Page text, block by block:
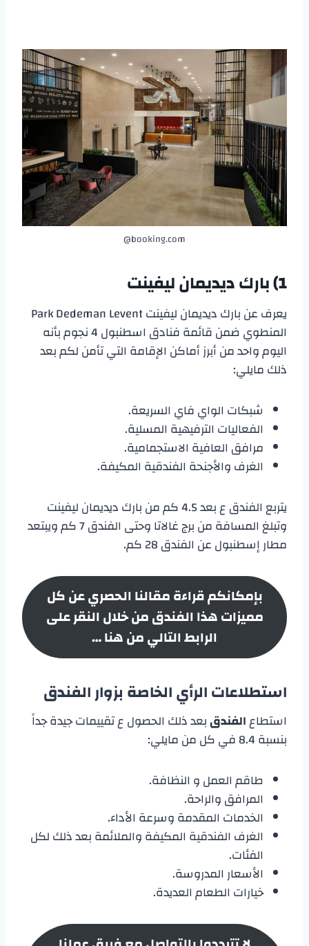
booking.com@
1) بارك ديديمان ليفينت
يعرف عن بارك ديديمان ليفينت Park Dedeman Levent
المنطوي ضمن قائمة فنادق اسطنبول 4 نجوم بأنه
اليوم واحد من أبرز أماكن الإقامة التي تأمن لكم بعد
ذلك مايلي:
شبكات الواي فاي السريعة.
الفعاليات الترفيهية المسلية.
مرافق العافية الاستجمامية.
الغرف والأجنحة الفندقية المكيفة.
يتربع الفندق ع بعد 4.5 كم من بارك ديديمان ليفينت
وتبلغ المسافة من برج غالاتا وحتى الفندق 7 كم ويبتعد
مطار إسطنبول عن الفندق 28 كم.
بإمكانكم قراءة مقالنا الحصري عن كل
مميزات هذا الفندق من خلال النقر على
الرابط التالي من هنا …
استطلاعات الرأي الخاصة بزوار الفندق
استطاعالفندقبعد ذلك الحصول ع تقييمات جيدة جداً
بنسبة 8.4 في كل من مايلي:
طاقم العمل و النظافة.
المرافق والراحة.
الخدمات المقدمة وسرعة الأداء.
الغرف الفندقية المكيفة والملائمة بعد ذلك لكل
الفئات.
الأسعار المدروسة.
خيارات الطعام العديدة.